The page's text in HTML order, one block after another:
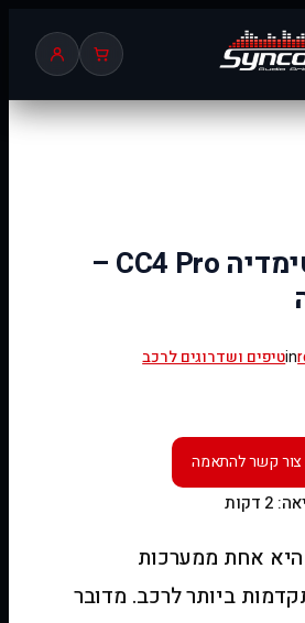
מערכת מולטימדיה CC4 Pro –
inטיפים ושדרוגים לרכב
דקות
מערכת CC4 Pro היא אחת ממערכות
ביותר לרכב. מדובר